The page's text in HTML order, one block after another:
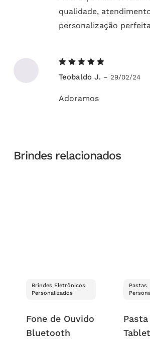
qualidade,
personalização
5de 5
Teobaldo J. – 29/02/24
Adoramos
Brindes relacionados
Brindes Eletrônicos
Personalizados
Fone de Ouvido
Bluetooth
Pastas